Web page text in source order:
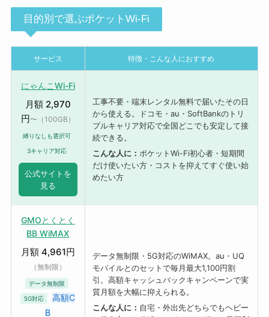
目的別で選ぶポケットWi-Fi
サービス 特徴・こんな人におすすめ
にゃんこWi-Fi
月額 2,970
円〜（100GB）
縛りなしも選択可
3キャリア対応
公式サイトを
見る
工事不要・端末レンタル無料で届いたその日
から使える。ドコモ・au・SoftBankのトリ
プルキャリア対応で全国どこでも安定して接
続できる。
こんな人に： ポケットWi-Fi初心者・短期間
だけ使いたい方・コストを抑えてすぐ使い始
めたい方
GMOとくとく
BB WiMAX
月額 4,961円
（無制限）
データ無制限
5G対応
高額C
B
データ無制限・5G対応のWiMAX。au・UQ
モバイルとのセットで毎月最大1,100円割
引。高額キャッシュバックキャンペーンで実
質月額を大幅に抑えられる。
こんな人に： 自宅・外出先どちらでもヘビー